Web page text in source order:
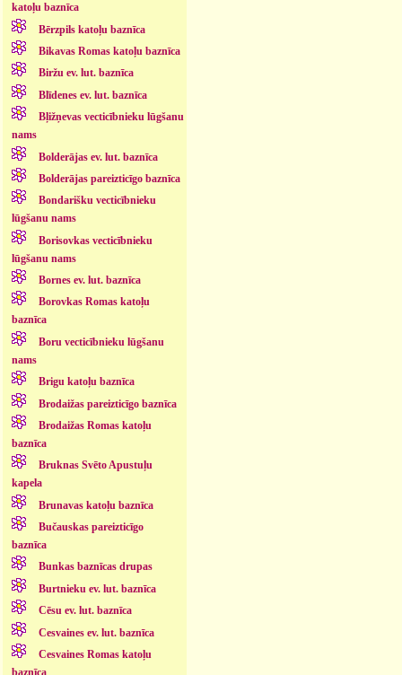
katoļu baznīca
Bērzpils katoļu baznīca
Bikavas Romas katoļu baznīca
Biržu ev. lut. baznīca
Blīdenes ev. lut. baznīca
Bļižņevas vecticībnieku lūgšanu
nams
Bolderājas ev. lut. baznīca
Bolderājas pareizticīgo baznīca
Bondarišku vecticībnieku
lūgšanu nams
Borisovkas vecticībnieku
lūgšanu nams
Bornes ev. lut. baznīca
Borovkas Romas katoļu
baznīca
Boru vecticībnieku lūgšanu
nams
Brigu katoļu baznīca
Brodaižas pareizticīgo baznīca
Brodaižas Romas katoļu
baznīca
Bruknas Svēto Apustuļu
kapela
Brunavas katoļu baznīca
Bučauskas pareizticīgo
baznīca
Bunkas baznīcas drupas
Burtnieku ev. lut. baznīca
Cēsu ev. lut. baznīca
Cesvaines ev. lut. baznīca
Cesvaines Romas katoļu
baznīca